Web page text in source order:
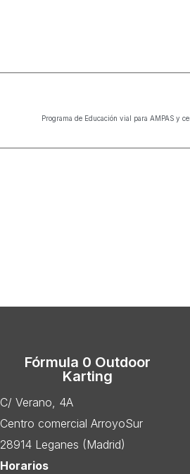
Programa de Educación vial para AMPAS y
Fórmula 0 Outdoor
Karting
C/ Verano, 4A
Centro comercial ArroyoSur
28914 Leganes (Madrid)
Horarios